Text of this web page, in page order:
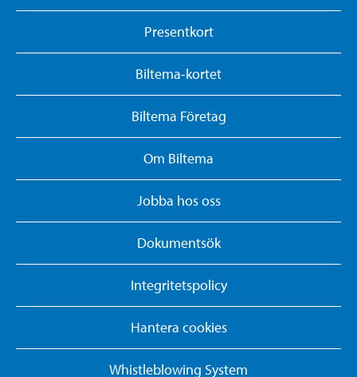
Presentkort
Biltema-kortet
Biltema Företag
Om Biltema
Jobba hos oss
Dokumentsök
Integritetspolicy
Hantera cookies
Whistleblowing System